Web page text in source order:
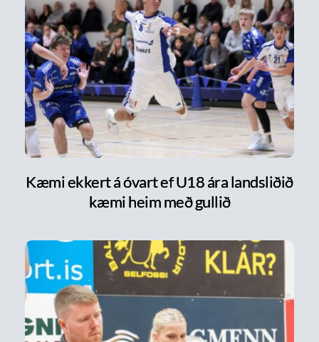
Kæmi ekkert á óvart ef U18 ára landsliðið
kæmi heim með gullið